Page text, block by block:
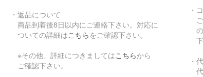
・返品について
商品到着後8日以内にご連絡下さい。対応に
ついての詳細はこちら をご確認下さい。
※その他、詳細につきましてはこちらから
ご確認下さい。
・
下
・